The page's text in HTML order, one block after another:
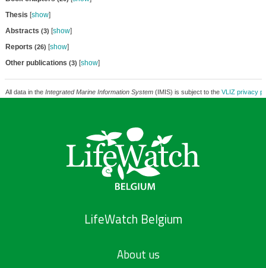
Thesis [show]
Abstracts (3) [show]
Reports (26) [show]
Other publications (3) [show]
All data in the Integrated Marine Information System(IMIS) is subject to the VLIZ privacy
LifeWatch Belgium
About us